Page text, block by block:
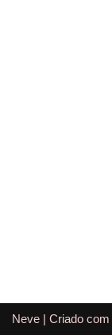
Neve | Criado com